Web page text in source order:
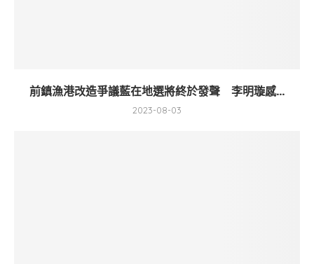
前鎮漁港改造爭議藍在地選將終於發聲 李明璇感...
2023-08-03